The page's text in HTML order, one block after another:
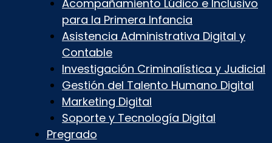
Acompañamiento Lúdico e Inclusivo
para la Primera Infancia
Asistencia Administrativa Digital y
Contable
Investigación Criminalística y Judicial
Gestión del Talento Humano Digital
Marketing Digital
Soporte y Tecnología Digital
Pregrado